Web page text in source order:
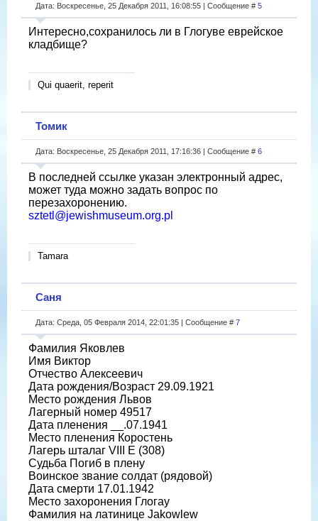
Дата: Воскресенье, 25 Декабря 2011, 16:08:55 | Сообщение # 5
Интересно,сохранилось ли в Глогуве еврейское
кладбище?
Qui quaerit, reperit
Томик
Дата: Воскресенье, 25 Декабря 2011, 17:16:36 | Сообщение # 6
В последней ссылке указан электронный адрес,
может туда можно задать вопрос по
перезахоронению.
sztetl@jewishmuseum.org.pl
Tamara
Саня
Дата: Среда, 05 Февраля 2014, 22:01:35 | Сообщение # 7
Фамилия Яковлев
Имя Виктор
Отчество Алексеевич
Дата рождения/Возраст 29.09.1921
Место рождения Львов
Лагерный номер 49517
Дата пленения __.07.1941
Место пленения Коростень
Лагерь шталаг VIII E (308)
Судьба Погиб в плену
Воинское звание солдат (рядовой)
Дата смерти 17.01.1942
Место захоронения Глогау
Фамилия на латинице Jakowlew